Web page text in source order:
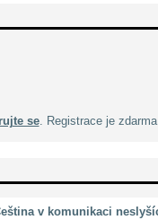
se. Registrace je zdarma
v komunikaci